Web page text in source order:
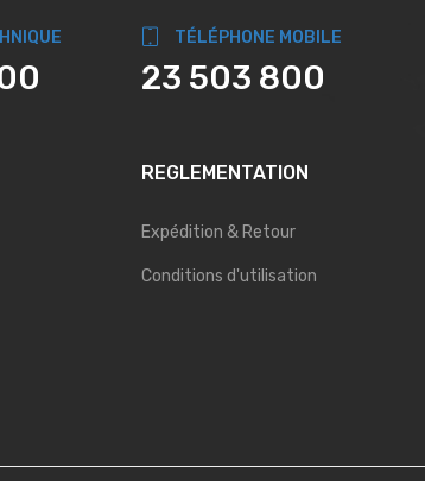
TÉLÉPHONE MOBILE
23 503 800
REGLEMENTATION
Expédition & Retour
Conditions d'utilisation